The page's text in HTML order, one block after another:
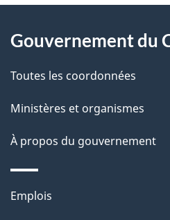
propos
de
ce
site
Gouvernement du
Toutes les coordonnées
Ministères et organismes
À propos du gouvernement
Thèmes
Emplois